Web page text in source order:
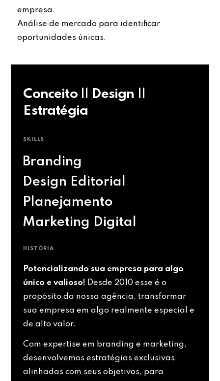
empresa.
Análise de mercado para identificar
oportunidades únicas.
Conceito || Design ||
Estratégia
SKILLS
Branding
Design Editorial
Planejamento
Marketing Digital
HISTÓRIA
Potencializando sua empresa para algo
único e valioso! Desde 2010 esse é o
propósito da nossa agência, transformar
sua empresa em algo realmente especial e
de alto valor.
Com expertise em branding e marketing,
desenvolvemos estratégias exclusivas,
alinhadas com seus objetivos, para